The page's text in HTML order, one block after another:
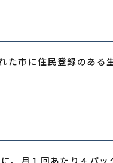
た市に住民登録のあ
、月１回あたり４パ